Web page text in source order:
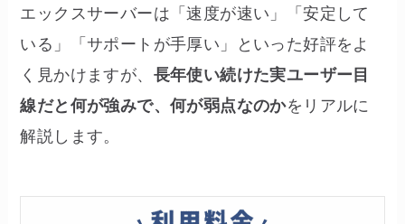
エックスサーバーは「速度が速い」「安定して
いる」「サポートが手厚い」といった好評をよ
く見かけますが、 長年使い続けた実ユーザー目
線だと何が強みで、何が弱点なのかをリアルに
解説します。